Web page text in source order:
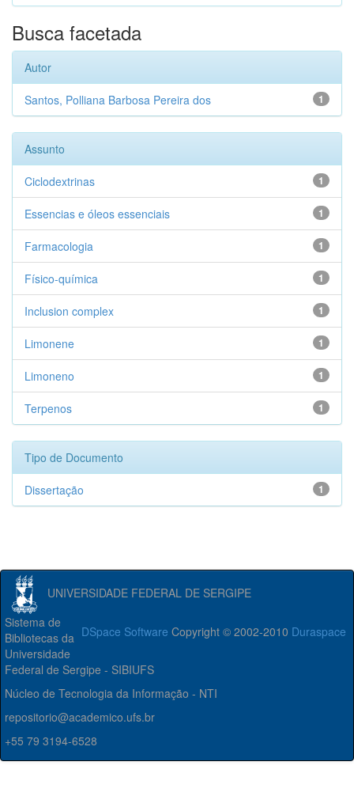
Busca facetada
Autor
1
Santos, Polliana Barbosa Pereira dos
Assunto
1
Ciclodextrinas
1
Essencias e óleos essenciais
1
Farmacologia
1
Físico-química
1
Inclusion complex
1
Limonene
1
Limoneno
1
Terpenos
Tipo de Documento
1
Dissertação
UNIVERSIDADE FEDERAL DE SERGIPE
DSpace Software Copyright © 2002-2010 Duraspace
Sistema de
Bibliotecas da
Universidade
Federal de Sergipe - SIBIUFS
Núcleo de Tecnologia da Informação - NTI
repositorio@academico.ufs.br
+55 79 3194-6528